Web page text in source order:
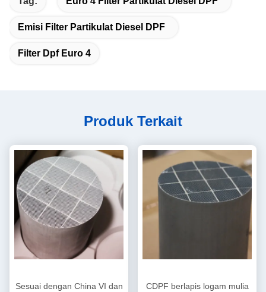
Emisi Filter Partikulat Diesel DPF
Filter Dpf Euro 4
Produk Terkait
Sesuai dengan China VI dan
CDPF berlapis logam mulia